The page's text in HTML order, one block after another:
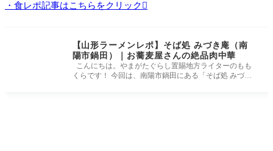
・食レポ記事はこちらをクリック
【山形ラーメンレポ】そば処 みづき庵（南
陽市鍋田）｜お蕎麦屋さんの絶品肉中華
こんにちは。やまがたぐらし置賜地方ライターのもも
くらです！ 今回は、南陽市鍋田にある「そば処 みづき